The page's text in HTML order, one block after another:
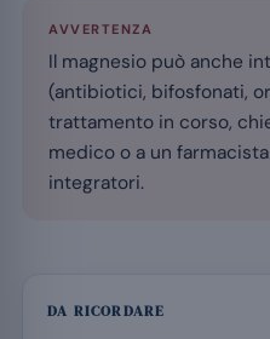
AVVERTENZA
Il magnesio può anche
(antibiotici, bifosfonati,
trattamento in corso,
medico o a un
integratori.
DA RICORDARE